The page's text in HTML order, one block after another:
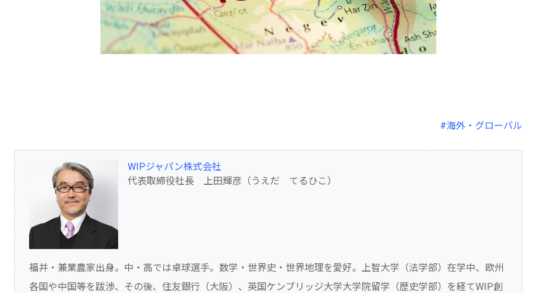
#海外・グローバル
WIPジャパン株式会社
代表取締役社長 上田輝彦（うえだ てるひこ）
福井・兼業農家出身。中・高では卓球選手。数学・世界史・世界地理を愛好。上智大学（法学部）在学中、欧州
各国や中国等を跋渉、その後、住友銀行（大阪）、英国ケンブリッジ大学大学院留学（歴史学部）を経てWIP創